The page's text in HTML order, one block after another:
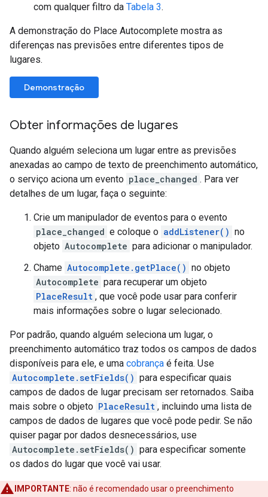
com qualquer filtro da Tabela 3.
A demonstração do Place Autocomplete mostra as
diferenças nas previsões entre diferentes tipos de
lugares.
Demonstração
Obter informações de lugares
Quando alguém seleciona um lugar entre as previsões
anexadas ao campo de texto de preenchimento automático,
o serviço aciona um evento place_changed . Para ver
detalhes de um lugar, faça o seguinte:
Crie um manipulador de eventos para o evento
place_changed e coloque o addListener() no
objeto Autocomplete para adicionar o manipulador.
Chame Autocomplete.getPlace() no objeto
Autocomplete para recuperar um objeto
PlaceResult , que você pode usar para conferir
mais informações sobre o lugar selecionado.
Por padrão, quando alguém seleciona um lugar, o
preenchimento automático traz todos os campos de dados
disponíveis para ele, e uma cobrança é feita. Use
Autocomplete.setFields() para especificar quais
campos de dados de lugar precisam ser retornados. Saiba
mais sobre o objeto PlaceResult , incluindo uma lista de
campos de dados de lugares que você pode pedir. Se não
quiser pagar por dados desnecessários, use
Autocomplete.setFields() para especificar somente
os dados do lugar que você vai usar.
IMPORTANTE: não é recomendado usar o preenchimento